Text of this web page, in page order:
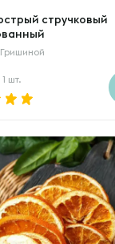
стручковый
шт.